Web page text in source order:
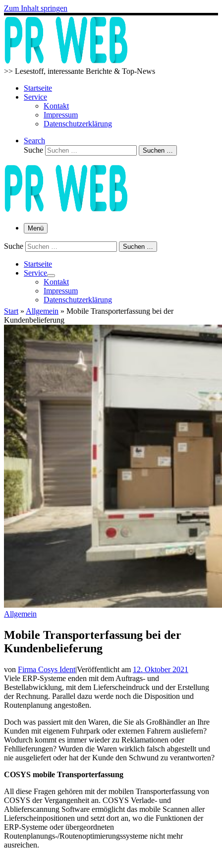
Zum Inhalt springen
>> Lesestoff, interessante Berichte & Top-News
Startseite
Service
Kontakt
Impressum
Datenschutzerklärung
Search
Suche
Suchen …
Menü
Suche Suchen …
Startseite
Service
Kontakt
Impressum
Datenschutzerklärung
Start » Allgemein » Mobile Transporterfassung bei der
Kundenbelieferung
Allgemein
Mobile Transporterfassung bei der
Kundenbelieferung
von Firma Cosys Ident|Veröffentlicht am 12. Oktober 2021
Viele ERP-Systeme enden mit dem Auftrags- und
Bestellabwicklung, mit dem Lieferscheindruck und der Erstellung
der Rechnung. Parallel dazu werde noch die Disposition und
Routenplanung angestoßen.
Doch was passiert mit den Waren, die Sie als Großhändler an Ihre
Kunden mit eigenem Fuhrpark oder externen Fahrern ausliefern?
Wodurch kommt es immer wieder zu Reklamationen oder
Fehllieferungen? Wurden die Waren wirklich falsch abgestellt und
nie ausgeliefert oder hat der Kunde den Schwund zu verantworten?
COSYS mobile Transporterfassung
All diese Fragen gehören mit der mobilen Transporterfassung von
COSYS der Vergangenheit an. COSYS Verlade- und
Ablieferscannung Software ermöglicht das mobile Scannen aller
Lieferscheinpositionen und setzt dort an, wo die Funktionen der
ERP-Systeme oder übergeordneten
Routenplanungs-/Routenoptimierungssysteme nicht mehr
ausreichen.